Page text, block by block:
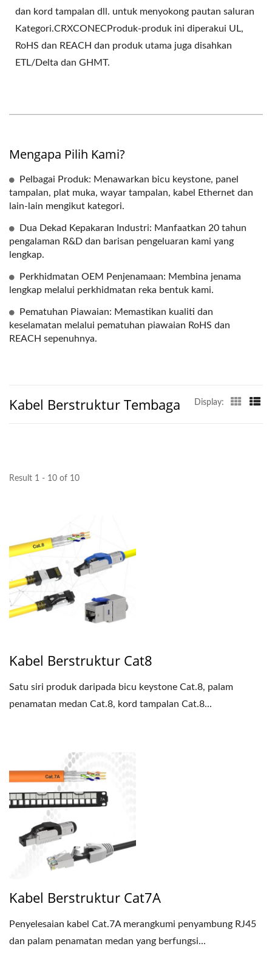
dan kord tampalan dll. untuk menyokong pautan saluran
Kategori.CRXCONECProduk-produk ini diperakui UL,
RoHS dan REACH dan produk utama juga disahkan
ETL/Delta dan GHMT.
Mengapa Pilih Kami?
Pelbagai Produk: Menawarkan bicu keystone, panel
tampalan, plat muka, wayar tampalan, kabel Ethernet dan
lain-lain mengikut kategori.
Dua Dekad Kepakaran Industri: Manfaatkan 20 tahun
pengalaman R&D dan barisan pengeluaran kami yang
lengkap.
Perkhidmatan OEM Penjenamaan: Membina jenama
lengkap melalui perkhidmatan reka bentuk kami.
Pematuhan Piawaian: Memastikan kualiti dan
keselamatan melalui pematuhan piawaian RoHS dan
REACH sepenuhnya.
Kabel Berstruktur Tembaga Display:
Result 1 - 10 of 10
Kabel Berstruktur Cat8
Satu siri produk daripada bicu keystone Cat.8, palam
penamatan medan Cat.8, kord tampalan Cat.8...
Kabel Berstruktur Cat7A
Penyelesaian kabel Cat.7A merangkumi penyambung RJ45
dan palam penamatan medan yang berfungsi...